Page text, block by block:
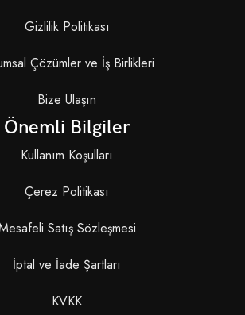
Gizlilik Politikası
Çözümler ve İş Birlikleri
Bize Ulaşın
Önemli Bilgiler
Kullanım Koşulları
Çerez Politikası
Satış Sözleşmesi
İptal ve İade Şartları
KVKK